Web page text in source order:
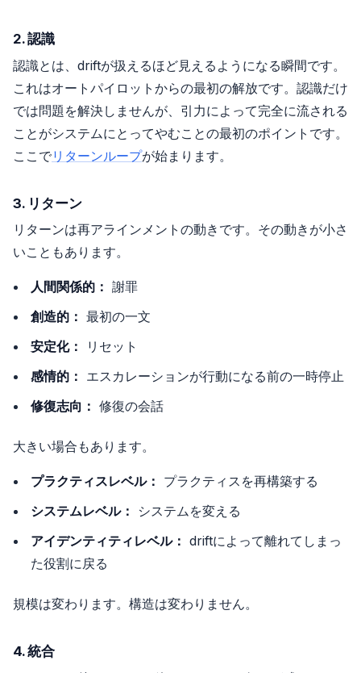
2. 認識
認識とは、driftが扱えるほど見えるようになる瞬間です。
これはオートパイロットからの最初の解放です。認識だけ
では問題を解決しませんが、引力によって完全に流される
ことがシステムにとってやむことの最初のポイントです。
ここでリターンループが始まります。
3. リターン
リターンは再アラインメントの動きです。その動きが小さ
いこともあります。
人間関係的： 謝罪
創造的： 最初の一文
安定化：
リセット
感情的： エスカレーションが行動になる前の一時停止
修復志向： 修復の会話
大きい場合もあります。
プラクティスレベル： プラクティスを再構築する
システムレベル：
システムを変える
アイデンティティレベル： driftによって離れてしまっ
た役割に戻る
規模は変わります。構造は変わりません。
4. 統合